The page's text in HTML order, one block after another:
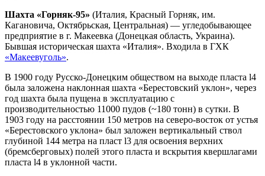
Шахта «Горняк-95» (Италия, Красный Горняк, им.
Кагановича, Октябрьская, Центральная) — угледобывающее
предприятие в г. Макеевка (Донецкая область, Украина).
Бывшая историческая шахта «Италия». Входила в ГХК
«Макеевуголь».
В 1900 году Русско-Донецким обществом на выходе пласта l4
была заложена наклонная шахта «Берестовский уклон», через
год шахта была пущена в эксплуатацию с
производительностью 11000 пудов (~180 тонн) в сутки. В
1903 году на расстоянии 150 метров на северо-восток от устья
«Берестовского уклона» был заложен вертикальный ствол
глубиной 144 метра на пласт l3 для освоения верхних
(бремсберговых) полей этого пласта и вскрытия квершлагами
пласта l4 в уклонной части.